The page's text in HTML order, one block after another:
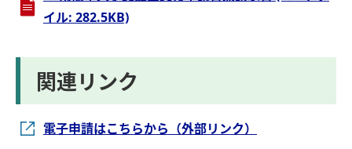
イル: 282.5KB)
関連リンク
電子申請はこちらから（外部リンク）